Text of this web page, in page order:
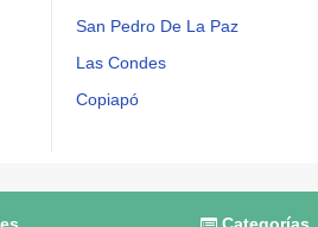
San Pedro De La Paz
Las Condes
Copiapó